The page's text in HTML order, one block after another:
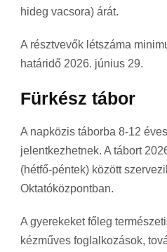
hideg vacsora) árát.
A résztvevők létszáma
határidő 2026. június 29.
Fürkész tábor
A napközis táborba 8-12
jelentkezhetnek. A tábort
(hétfő-péntek) között
Oktatóközpontban.
A gyerekeket főleg
kézműves foglalkozások,